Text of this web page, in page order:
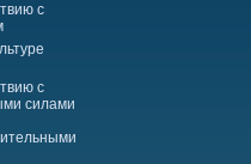
с
с
силами